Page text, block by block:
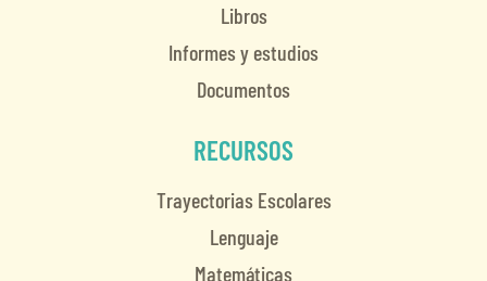
Libros
Informes y estudios
Documentos
RECURSOS
Trayectorias Escolares
Lenguaje
Matemáticas